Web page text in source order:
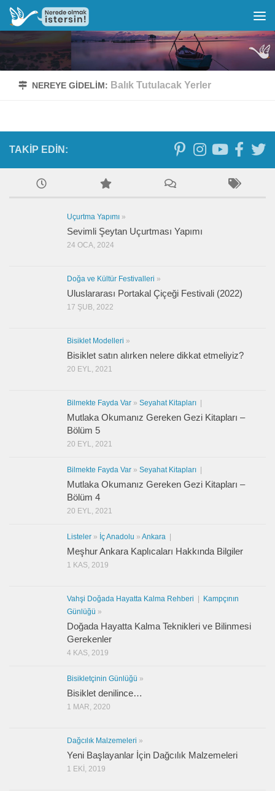
NEREYE GIDELIM: Balık Tutulacak Yerler
TAKIP EDIN:
Uçurtma Yapımı »
Sevimli Şeytan Uçurtması Yapımı
24 OCA, 2024
Doğa ve Kültür Festivalleri »
Uluslararası Portakal Çiçeği Festivali (2022)
17 ŞUB, 2022
Bisiklet Modelleri »
Bisiklet satın alırken nelere dikkat etmeliyiz?
20 EYL, 2021
Bilmekte Fayda Var » Seyahat Kitapları
Mutlaka Okumanız Gereken Gezi Kitapları –
Bölüm 5
20 EYL, 2021
Bilmekte Fayda Var » Seyahat Kitapları
Mutlaka Okumanız Gereken Gezi Kitapları –
Bölüm 4
20 EYL, 2021
Listeler » İç Anadolu » Ankara
Meşhur Ankara Kaplıcaları Hakkında Bilgiler
1 KAS, 2019
Vahşi Doğada Hayatta Kalma Rehberi
Kampçının
Günlüğü »
Doğada Hayatta Kalma Teknikleri ve Bilinmesi
Gerekenler
4 KAS, 2019
Bisikletçinin Günlüğü »
Bisiklet denilince…
1 MAR, 2020
Dağcılık Malzemeleri »
Yeni Başlayanlar İçin Dağcılık Malzemeleri
1 EKI, 2019